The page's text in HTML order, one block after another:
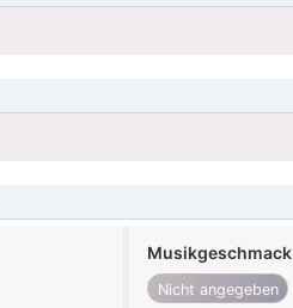
Musikgeschmack
Nicht angegeben